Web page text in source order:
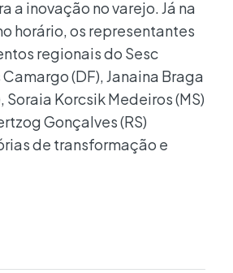
a inovação no varejo. Já na
horário, os representantes
regionais do Sesc
(DF), Janaina Braga
Soraia Korcsik Medeiros (MS)
Gonçalves (RS)
de transformação e